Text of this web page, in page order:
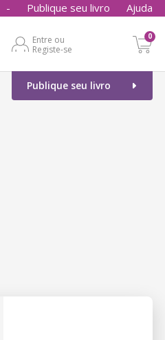
- Publique seu livro Ajuda
Entre ou
Registe-se
0
Publique seu livro